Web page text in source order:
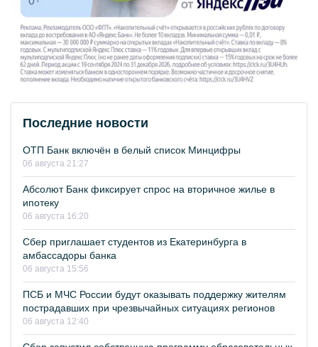
Последние новости
ОТП Банк включён в белый список Минцифры
06 августа 21:27
Абсолют Банк фиксирует спрос на вторичное жилье в
ипотеку
06 августа 16:20
Сбер приглашает студентов из Екатеринбурга в
амбассадоры банка
06 августа 15:56
ПСБ и МЧС России будут оказывать поддержку жителям
пострадавших при чрезвычайных ситуациях регионов
06 августа 12:40